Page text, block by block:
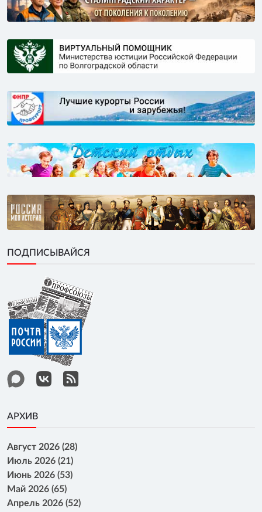
ПОДПИСЫВАЙСЯ
АРХИВ
Август 2026 (28)
Июль 2026 (21)
Июнь 2026 (53)
Май 2026 (65)
Апрель 2026 (52)